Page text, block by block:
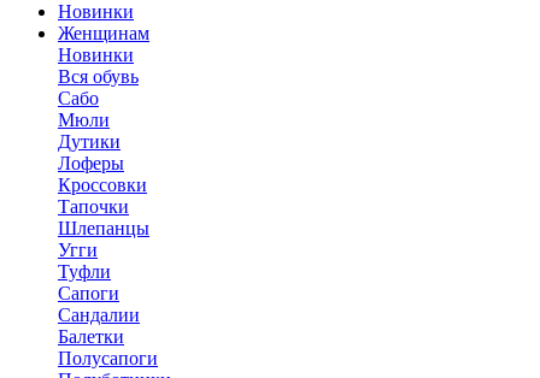
Новинки
Женщинам
Новинки
Вся обувь
Сабо
Мюли
Дутики
Лоферы
Кроссовки
Тапочки
Шлепанцы
Угги
Туфли
Сапоги
Сандалии
Балетки
Полусапоги